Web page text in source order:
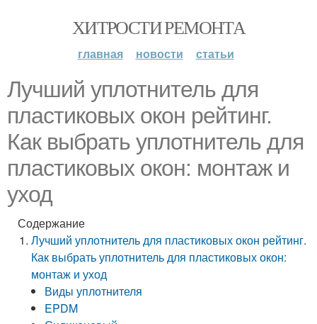
ХИТРОСТИ РЕМОНТА
главная новости статьи
Лучший уплотнитель для
пластиковых окон рейтинг.
Как выбрать уплотнитель для
пластиковых окон: монтаж и
уход
Содержание
Лучший уплотнитель для пластиковых окон рейтинг.
Как выбрать уплотнитель для пластиковых окон:
монтаж и уход
Виды уплотнителя
EPDM